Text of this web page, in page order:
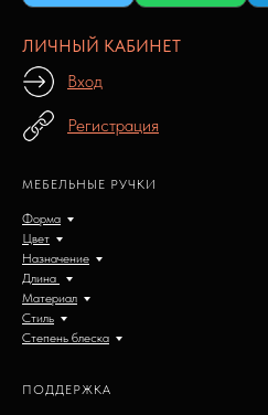
ЛИЧНЫЙ КАБИНЕТ
Вход
Регистрация
МЕБЕЛЬНЫЕ РУЧКИ
Форма
Цвет
Назначение
Длина
Материал
Стиль
Степень блеска
ПОДДЕРЖКА